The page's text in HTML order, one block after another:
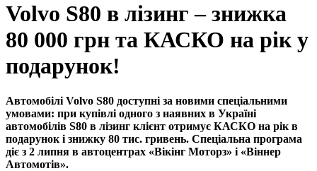
Volvo S80 в лізинг – знижка
80 000 грн та КАСКО на рік у
подарунок!
Автомобілі Volvo S80 доступні за новими спеціальними
умовами: при купівлі одного з наявних в Україні
автомобілів S80 в лізинг клієнт отримує КАСКО на рік в
подарунок і знижку 80 тис. гривень. Спеціальна програма
діє з 2 липня в автоцентрах «Вікінг Моторз» і «Віннер
Автомотів».